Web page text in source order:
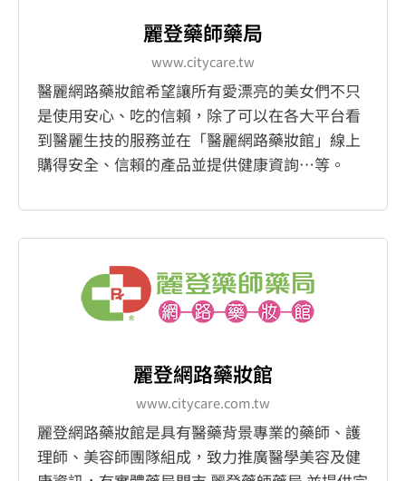
麗登藥師藥局
www.citycare.tw
醫麗網路藥妝館希望讓所有愛漂亮的美女們不只
是使用安心、吃的信賴，除了可以在各大平台看
到醫麗生技的服務並在「醫麗網路藥妝館」線上
購得安全、信賴的產品並提供健康資詢…等。
麗登網路藥妝館
www.citycare.com.tw
麗登網路藥妝館是具有醫藥背景專業的藥師、護
理師、美容師團隊組成，致力推廣醫學美容及健